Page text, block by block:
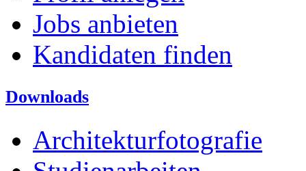
Jobs anbieten
Kandidaten finden
Downloads
Architekturfotografie